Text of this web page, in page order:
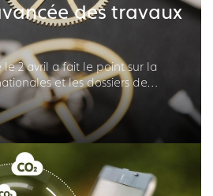
des travaux
le 2 avril a fait le point sur la
et les dossiers de
en cours